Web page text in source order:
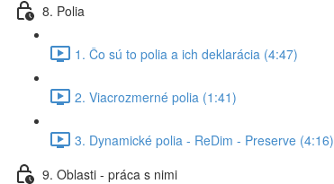
8. Polia
1. Čo sú to polia a ich deklarácia (4:47)
2. Viacrozmerné polia (1:41)
3. Dynamické polia - ReDim - Preserve (4:16)
9. Oblasti - práca s nimi